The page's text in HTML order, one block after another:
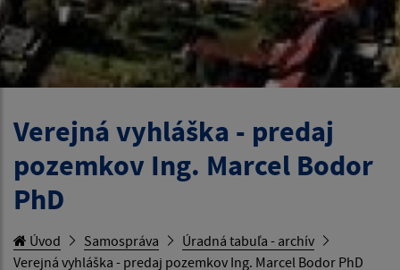
Verejná vyhláška - predaj
pozemkov Ing. Marcel Bodor
PhD
Úvod Samospráva
Úradná tabuľa - archív
Verejná vyhláška - predaj pozemkov Ing. Marcel Bodor PhD